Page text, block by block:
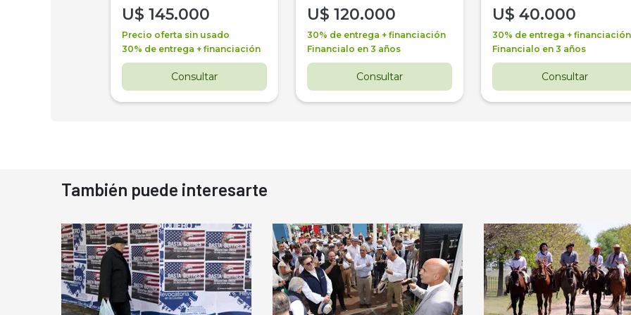
U$ 145.000
Precio oferta sin usado
30% de entrega + financiación
Consultar
U$ 120.000
30% de entrega + financiación
Financialo en 3 años
Consultar
U$ 40.000
30% de entrega + financiación
Financialo en 3 años
Consultar
También puede interesarte